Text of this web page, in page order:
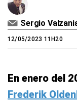
Sergio
12/05/2023 11H20
En enero del
Frederik